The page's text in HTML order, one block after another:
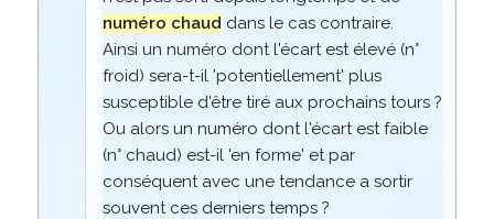
numéro chaud dans le cas contraire.
Ainsi un numéro dont l'écart est élevé (n°
froid) sera-t-il 'potentiellement' plus
susceptible d'être tiré aux prochains tours ?
Ou alors un numéro dont l'écart est faible
(n° chaud) est-il 'en forme' et par
conséquent avec une tendance a sortir
souvent ces derniers temps ?